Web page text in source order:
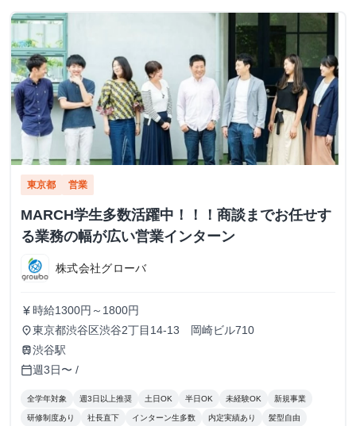
東京都 営業
MARCH学生多数活躍中！！！商談までお任せす
る業務の幅が広い営業インターン
株式会社グローバ
currency_yen 時給1300円～1800円
place東京都渋谷区渋谷2丁目14-13 岡崎ビル710
train渋谷駅
calendar_today週3日〜 /
全学年対象 週3日以上推奨 土日OK 半日OK 未経験OK 新規事業
研修制度あり 社長直下 インターン生多数 内定実績あり 髪型自由